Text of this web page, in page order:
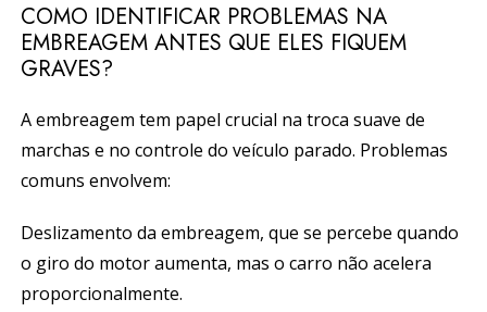
COMO IDENTIFICAR PROBLEMAS NA
EMBREAGEM ANTES QUE ELES FIQUEM
GRAVES?
A embreagem tem papel crucial na troca suave de
marchas e no controle do veículo parado. Problemas
comuns envolvem:
Deslizamento da embreagem, que se percebe quando
o giro do motor aumenta, mas o carro não acelera
proporcionalmente.